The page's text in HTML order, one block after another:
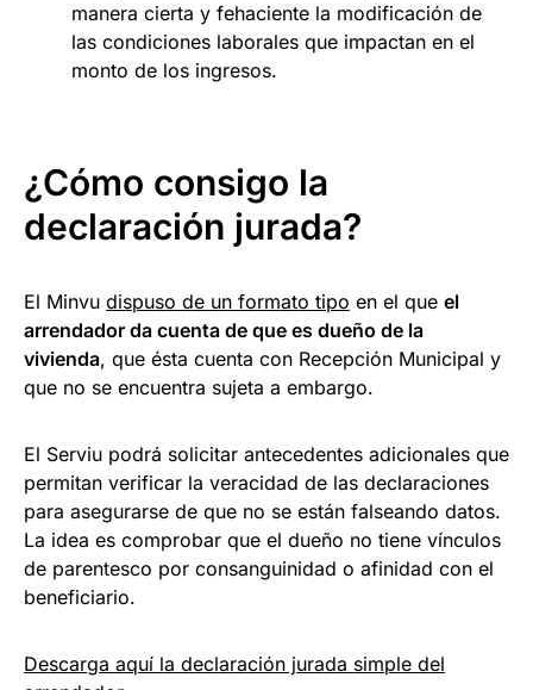
manera cierta y fehaciente la modificación de
las condiciones laborales que impactan en el
monto de los ingresos.
¿Cómo consigo la
declaración jurada?
El Minvu dispuso de un formato tipo en el que el
arrendador da cuenta de que es dueño de la
vivienda, que ésta cuenta con Recepción Municipal y
que no se encuentra sujeta a embargo.
El Serviu podrá solicitar antecedentes adicionales que
permitan verificar la veracidad de las declaraciones
para asegurarse de que no se están falseando datos.
La idea es comprobar que el dueño no tiene vínculos
de parentesco por consanguinidad o afinidad con el
beneficiario.
Descarga aquí la declaración jurada simple del